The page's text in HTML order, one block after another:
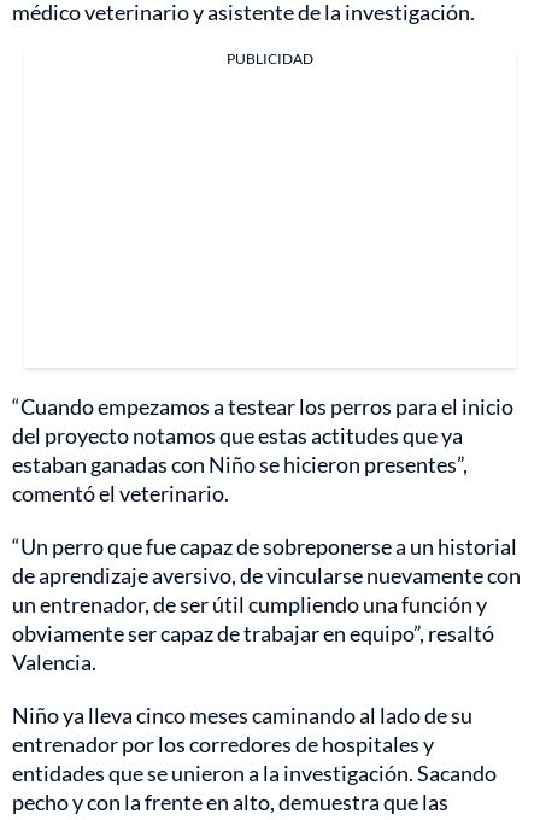
médico veterinario y asistente de la investigación.
PUBLICIDAD
“Cuando empezamos a testear los perros para el inicio
del proyecto notamos que estas actitudes que ya
estaban ganadas con Niño se hicieron presentes”,
comentó el veterinario.
“Un perro que fue capaz de sobreponerse a un historial
de aprendizaje aversivo, de vincularse nuevamente con
un entrenador, de ser útil cumpliendo una función y
obviamente ser capaz de trabajar en equipo”, resaltó
Valencia.
Niño ya lleva cinco meses caminando al lado de su
entrenador por los corredores de hospitales y
entidades que se unieron a la investigación. Sacando
pecho y con la frente en alto, demuestra que las